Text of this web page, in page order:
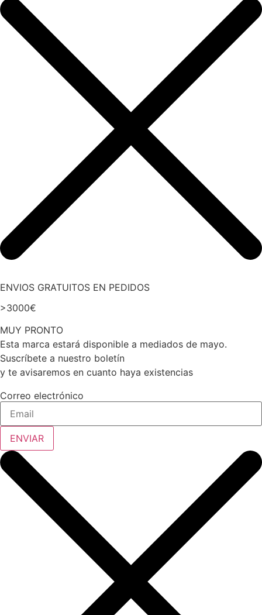
ENVIOS GRATUITOS EN PEDIDOS
>3000€
MUY PRONTO
Esta marca estará disponible a mediados de mayo.
Suscríbete a nuestro boletín
y te avisaremos en cuanto haya existencias
Correo electrónico
ENVIAR